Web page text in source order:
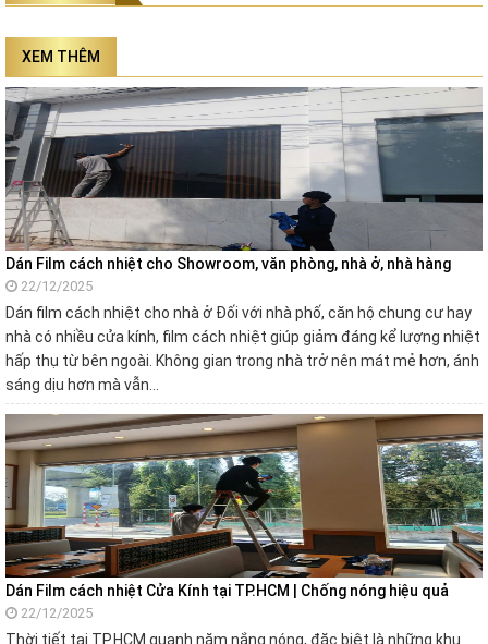
XEM THÊM
Dán Film cách nhiệt cho Showroom, văn phòng, nhà ở, nhà hàng
22/12/2025
Dán film cách nhiệt cho nhà ở Đối với nhà phố, căn hộ chung cư hay
nhà có nhiều cửa kính, film cách nhiệt giúp giảm đáng kể lượng nhiệt
hấp thụ từ bên ngoài. Không gian trong nhà trở nên mát mẻ hơn, ánh
sáng dịu hơn mà vẫn…
Dán Film cách nhiệt Cửa Kính tại TP.HCM | Chống nóng hiệu quả
22/12/2025
Thời tiết tại TP.HCM quanh năm nắng nóng, đặc biệt là những khu